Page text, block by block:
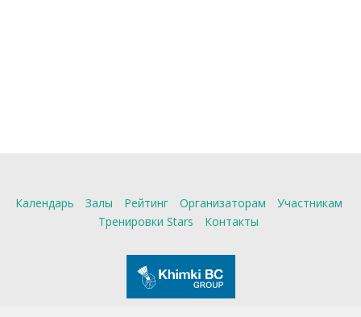
Календарь Залы Рейтинг Организаторам
Участникам
Тренировки Stars
Контакты